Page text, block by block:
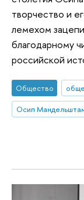
творчество и
лемехом
благодарному
российской
Общество
Осип